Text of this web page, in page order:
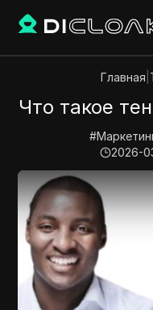
Главная
Что такое
#
2026-
Play Video:Что